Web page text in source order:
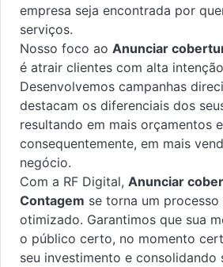
empresa seja encontrada por
serviços.
Nosso foco ao Anunciar
é atrair clientes com alta
Desenvolvemos campanhas
destacam os diferenciais dos
resultando em mais orçamentos
consequentemente, em mais
negócio.
Com a RF Digital, Anunciar
Contagem se torna um
otimizado. Garantimos que sua
o público certo, no momento
seu investimento e consolidando